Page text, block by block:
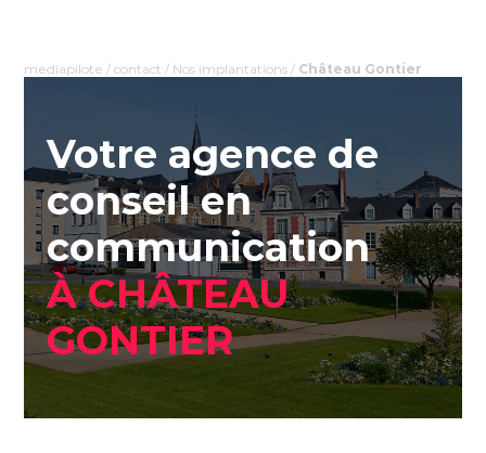
mediapilote /contact / Nos implantations / Château Gontier
Votre agence de
conseil en
communication
À CHÂTEAU
GONTIER